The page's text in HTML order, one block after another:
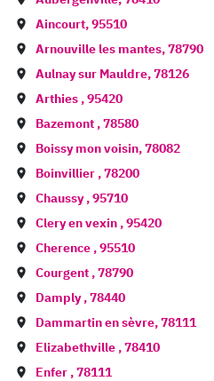
Aincourt,95510
Arnouville les mantes,78790
Aulnay sur Mauldre,78126
Arthies ,95420
Bazemont ,78580
Boissy mon voisin,78082
Boinvillier ,78200
Chaussy,95710
Clery en vexin ,95420
Cherence ,95510
Courgent ,78790
Damply,78440
Dammartin en sèvre,78111
Elizabethville ,78410
Enfer ,78111